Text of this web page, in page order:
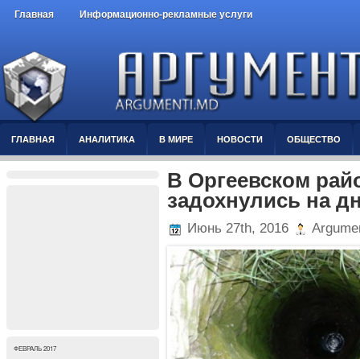
Главная Информационно-рекламные услуги
ГЛАВНАЯ АНАЛИТИКА В МИРЕ НОВОСТИ ОБЩЕСТВО
ФЕВРАЛЬ 2017
В Оргеевском
задохнулись на
Июнь 27th, 2016